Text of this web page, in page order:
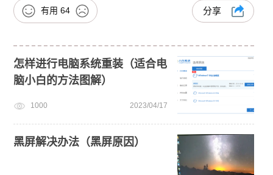
有用 64 分享
怎样进行电脑系统重装（适合电
脑小白的方法图解）
1000 2023/04/17
黑屏解决办法（黑屏原因）